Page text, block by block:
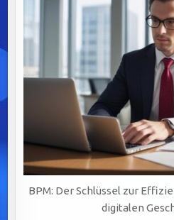
BPM: Der Schlüssel zur
digitalen